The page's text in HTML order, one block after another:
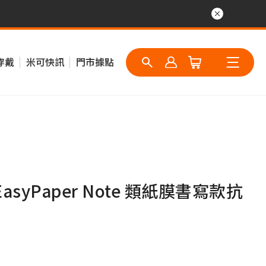
戴 米可快訊 門市據點
Note 類紙膜書寫款抗